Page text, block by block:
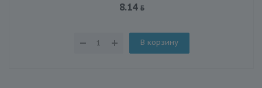
8.14
В корзину